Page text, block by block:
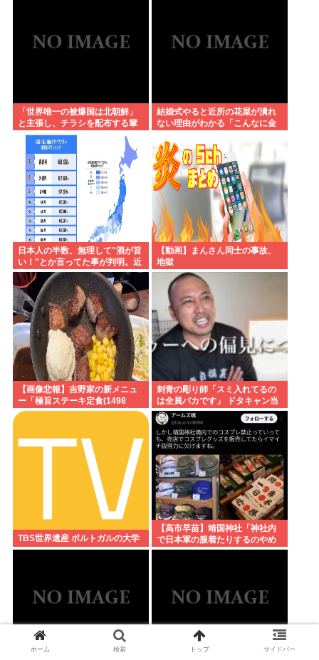
「世界唯一の被爆国は北朝鮮」
と主張し、チラシを配布する輩
が発生
結婚式やると近所の花屋が潰れ
ない理由がわかる「こんなに金
日本人の半数、無理して"酒が旨
い！"とか言ってた事が判明。近
畿地方に関しては6割が下戸
【動画】まんさん同士の事故、
地獄
【画像悲報】吉野家の新メニュ
ー「極旨ステーキ定食(1498
円)」、肉の量が少なすぎて大炎
刺青の彫り師「スミ入れてるの
は全員バカです」 ドタキャン当
たり前、カネはない、挨拶もで
きない
TBS世界遺産 ポルトガルの大学
【高市早苗】靖国神社「神社内
で日本軍の服着たりするのやめ
ろ！」遊就館のお土産屋がこち
ホーム 検索 トップ サイドバー